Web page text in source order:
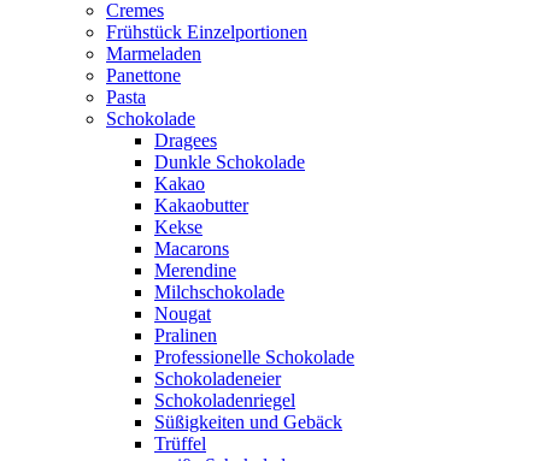
Cremes
Frühstück Einzelportionen
Marmeladen
Panettone
Pasta
Schokolade
Dragees
Dunkle Schokolade
Kakao
Kakaobutter
Kekse
Macarons
Merendine
Milchschokolade
Nougat
Pralinen
Professionelle Schokolade
Schokoladeneier
Schokoladenriegel
Süßigkeiten und Gebäck
Trüffel